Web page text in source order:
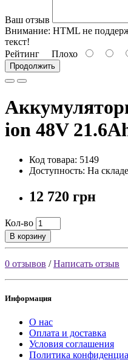
Ваш отзыв
Внимание: HTML не
текст!
Рейтинг Плохо
Продолжить
ion 48V
Код товара: 5149
Доступность: На складе
12 720 грн
Кол-во
В корзину
0 отзывов /Написать отзыв
Информация
О нас
Оплата и доставка
Условия соглашения
Политика